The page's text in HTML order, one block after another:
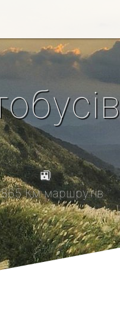
🚉
Км маршрутів